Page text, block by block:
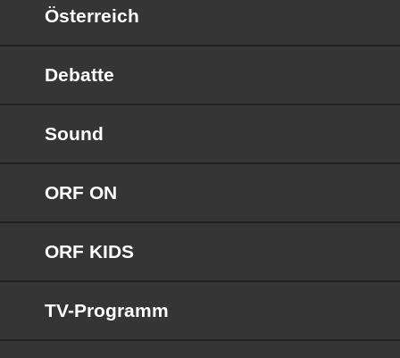
Österreich
Debatte
Sound
ORF ON
ORF KIDS
TV-Programm